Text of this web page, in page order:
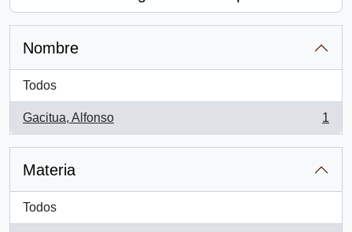
Nombre
Todos
Gacitua, Alfonso
, 1 resultados
1
Materia
Todos